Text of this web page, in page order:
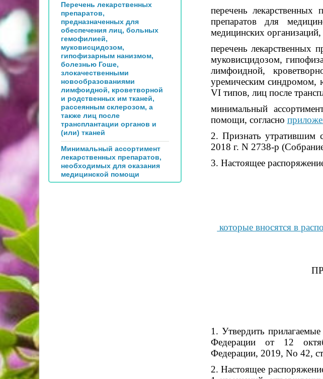
Перечень лекарственных
препаратов,
предназначенных для
обеспечения лиц, больных
гемофилией,
муковисцидозом,
гипофизарным нанизмом,
болезнью Гоше,
злокачественными
новообразованиями
лимфоидной, кроветворной
и родственных им тканей,
рассеянным склерозом, а
также лиц после
трансплантации органов и
(или) тканей
Минимальный ассортимент
лекарственных препаратов,
необходимых для оказания
медицинской помощи
перечень
препаратов для
медицинских организаций,
перечень лекарственных
муковисцидозом,
лимфоидной,
уремическим синдромом,
VI типов, лиц после
минимальный
помощи, согласно
2. Признать утратившим
2018 г. N 2738-р
3. Настоящее
которые вносятся в
1. Утвердить прилагаемые
Федерации от 12
Федерации, 2019, No 42,
2.Настоящее